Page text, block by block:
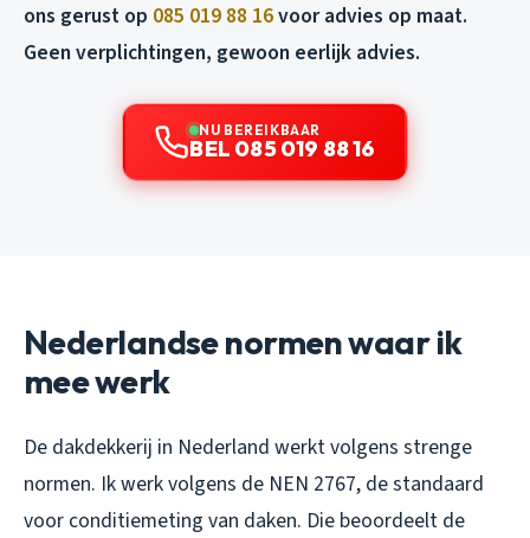
ons gerust op 085 019 88 16voor advies op maat.
Geen verplichtingen, gewoon eerlijk advies.
NU BEREIKBAAR
BEL 085 019 88 16
Nederlandse normen waar ik
mee werk
De dakdekkerij in Nederland werkt volgens strenge
normen. Ik werk volgens de NEN 2767, de standaard
voor conditiemeting van daken. Die beoordeelt de